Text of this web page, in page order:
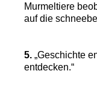
Murmeltiere
auf die
5. „Geschichte
entdecken.“